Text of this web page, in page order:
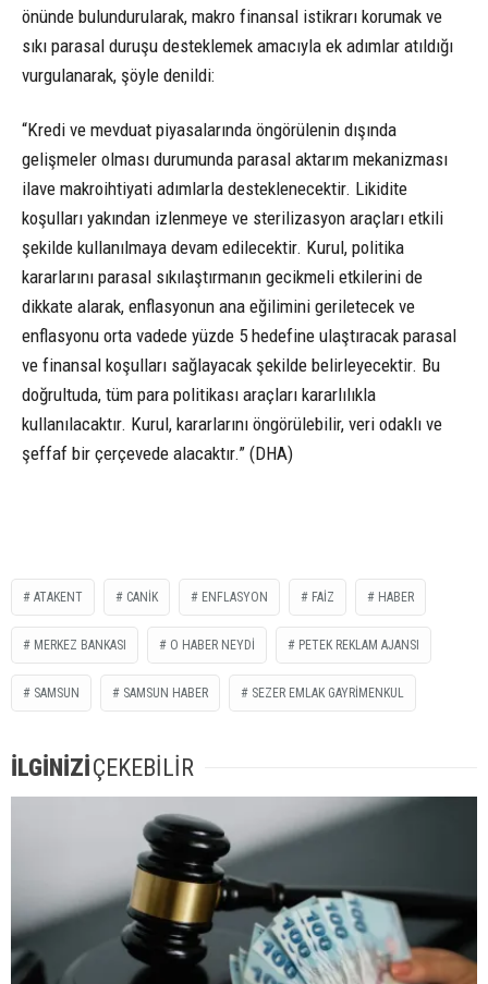
önünde bulundurularak, makro finansal istikrarı korumak ve
sıkı parasal duruşu desteklemek amacıyla ek adımlar atıldığı
vurgulanarak, şöyle denildi:
“Kredi ve mevduat piyasalarında öngörülenin dışında
gelişmeler olması durumunda parasal aktarım mekanizması
ilave makroihtiyati adımlarla desteklenecektir. Likidite
koşulları yakından izlenmeye ve sterilizasyon araçları etkili
şekilde kullanılmaya devam edilecektir. Kurul, politika
kararlarını parasal sıkılaştırmanın gecikmeli etkilerini de
dikkate alarak, enflasyonun ana eğilimini geriletecek ve
enflasyonu orta vadede yüzde 5 hedefine ulaştıracak parasal
ve finansal koşulları sağlayacak şekilde belirleyecektir. Bu
doğrultuda, tüm para politikası araçları kararlılıkla
kullanılacaktır. Kurul, kararlarını öngörülebilir, veri odaklı ve
şeffaf bir çerçevede alacaktır.” (DHA)
ATAKENT CANİK ENFLASYON FAİZ HABER
MERKEZ BANKASI O HABER NEYDİ PETEK REKLAM AJANSI
SAMSUN SAMSUN HABER SEZER EMLAK GAYRIMENKUL
İLGİNİZİÇEKEBİLİR